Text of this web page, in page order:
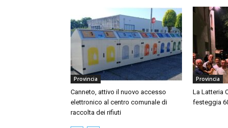
Provincia
Canneto, attivo il nuovo accesso
elettronico al centro comunale di
raccolta dei rifiuti
Provincia
La Latteria
festeggia